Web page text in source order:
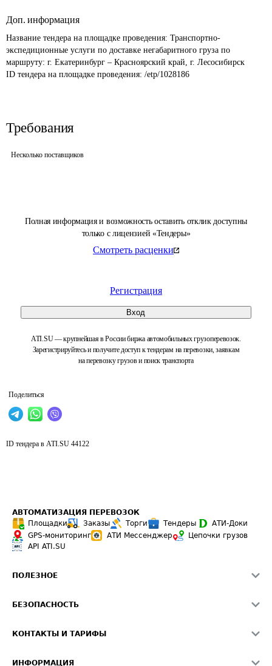
Полная информация и возможность оставить отклик доступны
только с лицензией «Тендеры»
Смотреть расценки
Регистрация
Вход
ATI.SU — крупнейшая в России биржа автомобильных грузоперевозок.
Зарегистрируйтесь и получите доступ к тендерам на перевозки, заявкам
на перевозку грузов и поиск транспорта
Поделиться
Доп. информация
Название тендера на площадке проведения: Транспортно-
экспедиционные услуги по доставке негабаритного груза по
маршруту: г. Екатеринбург – Красноярский край, г. Лесосибирск
ID тендера на площадке проведения: /etp/1028186
Требования
Несколько поставщиков
ID тендера в ATI.SU 44122
АВТОМАТИЗАЦИЯ ПЕРЕВОЗОК
Площадки
Заказы Торги Тендеры
АТИ-Доки
GPS-мониторинг
АТИ Мессенджер
Цепочки грузов
API ATI.SU
ПОЛЕЗНОЕ
Звезды ATI.SU на вашем сайте
Средние ставки
БЕЗОПАСНОСТЬ
Светофор+
КОНТАКТЫ И ТАРИФЫ
ИНФОРМАЦИЯ